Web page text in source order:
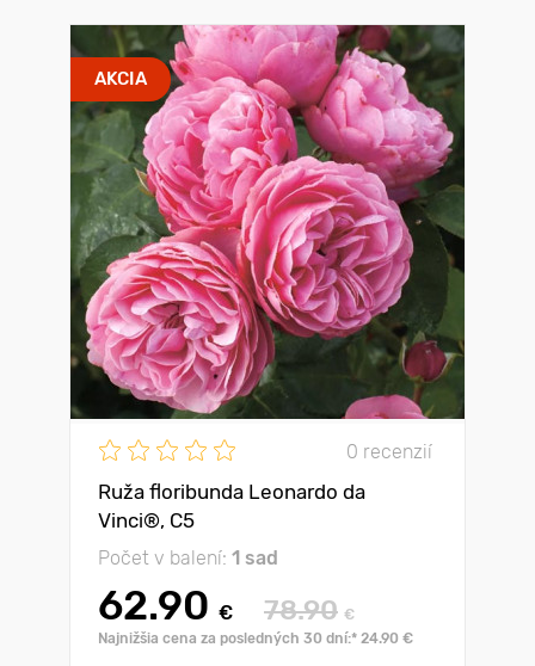
AKCIA
0 recenzií
Ruža floribunda Leonardo da
Vinci®, C5
Počet v balení: 1 sad
62.90 € 78.90 €
Najnižšia cena za posledných 30 dní:* 24.90 €